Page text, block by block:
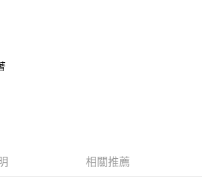
」等通路繳費。
股份有限公司」（以下簡稱本公司）所提供，讓
務購買商品或服務，並由商店將買賣／分期付款
，依約使用本公司帳單繳交帳款。
址）提供予台灣大哥大進項蒐集、處理及利用，
確認金額後，即可完成結帳。
天內，點擊此簡訊中的連結，可透過四大超商／
式進行付款，方視為交易完成。
下不需立刻繳費，但若您需要取消訂單，請聯絡
同意取消之訂單仍視為有效，需透過AFTEE先享
先享後付 」之結帳頁面顯示為準，若有關於
限公司提供之「AFTEE先享後付」服務完成之交
含以上)免運費
含以上)免運費
含以上)免運費 相關推薦